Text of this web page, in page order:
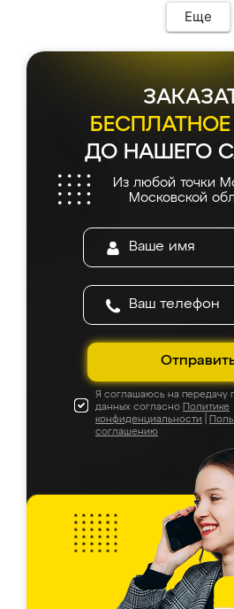
Еще
ДО НАШЕГО
Из любой точки
Московской
Я соглашаюсь на передачу
данных согласно Политике
конфиденциальности
соглашению